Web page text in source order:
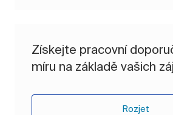
Získejte pracovní
míru na základě vašich
Rozjet